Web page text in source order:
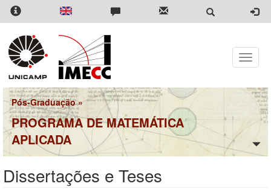
Pular
para
conteúdo
principal
Toggle
Pós-Graduação»
PROGRAMA DE MATEMÁTICA
APLICADA
Dissertações e Teses